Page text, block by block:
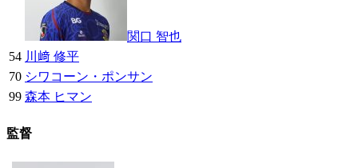
関口 智也
54 川﨑 修平
70 シワコーン・ポンサン
99 森本 ヒマン
監督